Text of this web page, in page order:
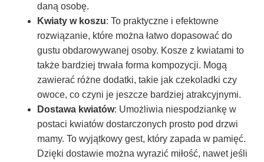
daną osobę.
Kwiaty w koszu: To praktyczne i efektowne
rozwiązanie, które można łatwo dopasować do
gustu obdarowywanej osoby. Kosze z kwiatami to
także bardziej trwała forma kompozycji. Mogą
zawierać różne dodatki, takie jak czekoladki czy
owoce, co czyni je jeszcze bardziej atrakcyjnymi.
Dostawa kwiatów: Umożliwia niespodziankę w
postaci kwiatów dostarczonych prosto pod drzwi
mamy. To wyjątkowy gest, który zapada w pamięć.
Dzięki dostawie można wyrazić miłość, nawet jeśli